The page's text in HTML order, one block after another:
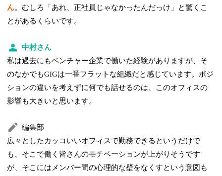
ん。むしろ「あれ、正社員じゃなかったんだっけ」と驚くこ
とがあるくらいです。
中村さん
私は過去にもベンチャー企業で働いた経験がありますが、そ
のなかでもGIGは一番フラットな組織だと感じています。ポジ
ションの違いを考えずに何でも話せるのは、このオフィスの
影響も大きいと思います。
編集部
広々としたカッコいいオフィスで勤務できるというだけで
も、そこで働く皆さんのモチベーションが上がりそうです
が、そこにはメンバー間の心理的な壁をなくすという意図も